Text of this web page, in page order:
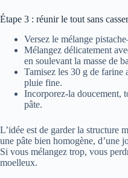
Étape 3 : réunir le tout sans
Versez le mélange
Mélangez délicatement
en soulevant la masse de
Tamisez les 30 g de farine
pluie fine.
Incorporez-la doucement,
pâte.
L’idée est de garder la structure
une pâte bien homogène, d’une
Si vous mélangez trop, vous
moelleux.